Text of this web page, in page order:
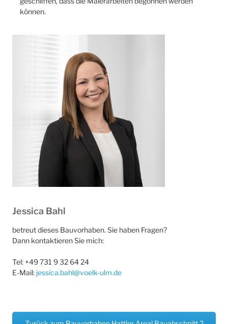
können.
Jessica Bahl
betreut dieses Bauvorhaben. Sie haben Fragen?
Dann kontaktieren Sie mich:
Tel: +49 731 9 32 64 24
E-Mail: jessica.bahl@voelk-ulm.de